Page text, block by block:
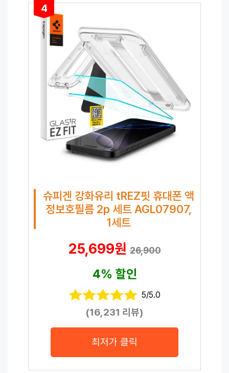
4
슈피겐 강화유리 tREZ핏 휴대폰 액
정보호필름 2p 세트 AGL07907,
1세트
25,699원26,900
4% 할인
5/5.0
(16,231 리뷰)
최저가 클릭